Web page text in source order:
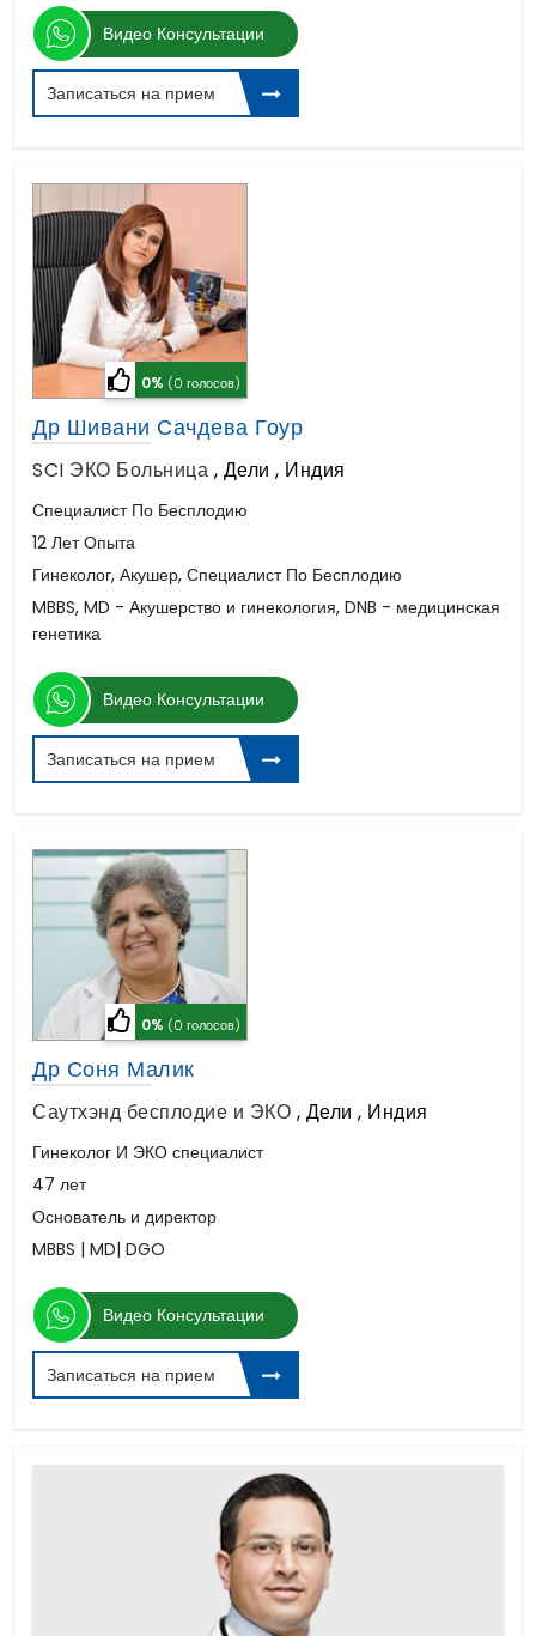
Видео Консультации
Записаться на прием
0% (0 голосов)
Др Шивани Сачдева Гоур
SCI ЭКО Больница , Дели , Индия
Специалист По Бесплодию
12 Лет Опыта
Гинеколог, Акушер, Специалист По Бесплодию
MBBS, MD - Акушерство и гинекология, DNB - медицинская
генетика
Видео Консультации
Записаться на прием
0% (0 голосов)
Др Соня Малик
Саутхэнд бесплодие и ЭКО , Дели , Индия
Гинеколог И ЭКО специалист
47 лет
Основатель и директор
MBBS | MD| DGO
Видео Консультации
Записаться на прием